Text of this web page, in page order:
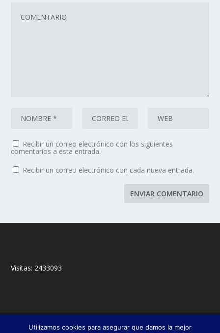
Recibir un correo electrónico con los siguientes
comentarios a esta entrada.
Recibir un correo electrónico con cada nueva entrada.
Visitas: 2433093
© 2018,Francisco Javier Fernández Chento & Mitxel
Utilizamos cookies para asegurar que damos la mejor